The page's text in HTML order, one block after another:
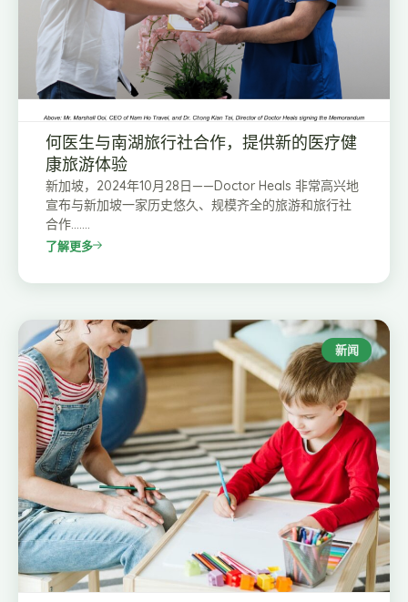
何医生与南湖旅行社合作，提供新的医疗健
康旅游体验
新加坡，2024年10月28日——Doctor Heals 非常高兴地
宣布与新加坡一家历史悠久、规模齐全的旅游和旅行社
合作…….
了解更多
新闻